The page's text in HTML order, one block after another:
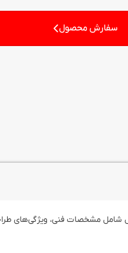
سفارش محصول
شامل مشخصات فنی، ویژگی‌های